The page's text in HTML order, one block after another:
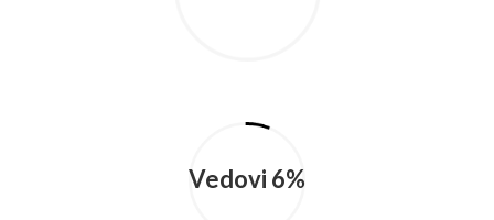
Vedovi 6%